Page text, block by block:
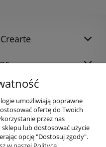
umożliwiają poprawne
ofertę do Twoich
przez nas
lub dostosować użycie
opcję "Dostosuj zgody".